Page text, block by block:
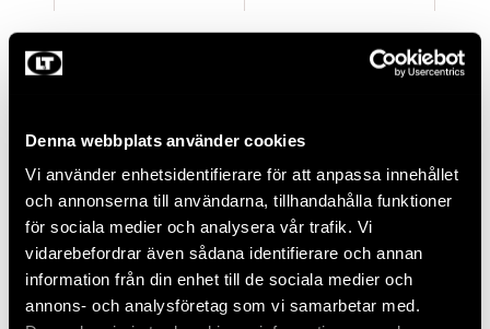
Denna webbplats använder cookies
Vi använder enhetsidentifierare för att anpassa innehållet
och annonserna till användarna, tillhandahålla funktioner
för sociala medier och analysera vår trafik. Vi
vidarebefordrar även sådana identifierare och annan
information från din enhet till de sociala medier och
annons- och analysföretag som vi samarbetar med.
SKRUV MF6S M6X30
A4 BRK=50
THO275772
SKRUV MF6S M8X30
A4 BRK=50
THO275774